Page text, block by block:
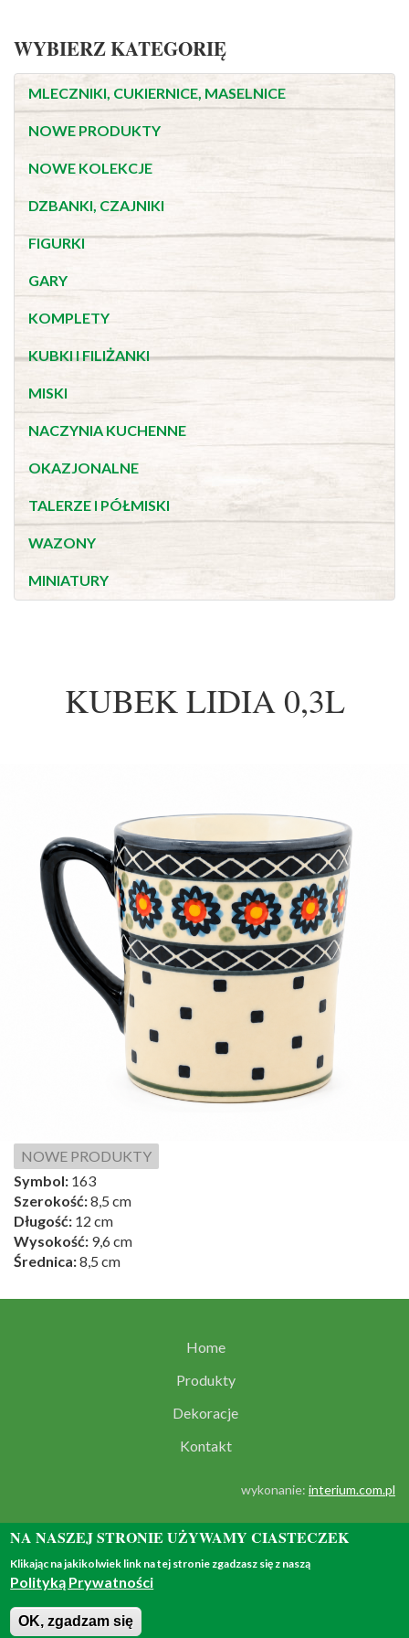
WYBIERZ KATEGORIĘ
MLECZNIKI, CUKIERNICE, MASELNICE
NOWE PRODUKTY
NOWE KOLEKCJE
DZBANKI, CZAJNIKI
FIGURKI
GARY
KOMPLETY
KUBKI I FILIŻANKI
MISKI
NACZYNIA KUCHENNE
OKAZJONALNE
TALERZE I PÓŁMISKI
WAZONY
MINIATURY
KUBEK LIDIA 0,3L
NOWE PRODUKTY
Symbol: 163
Szerokość:8,5 cm
Długość: 12 cm
Wysokość: 9,6 cm
Średnica:8,5 cm
Home
Produkty
Dekoracje
Kontakt
wykonanie: interium.com.pl
© 2018 - all rights reserved
NA NASZEJ STRONIE UŻYWAMY CIASTECZEK
Klikając na jakikolwiek link na tej stronie zgadzasz się z naszą
Polityką Prywatności
OK, zgadzam się